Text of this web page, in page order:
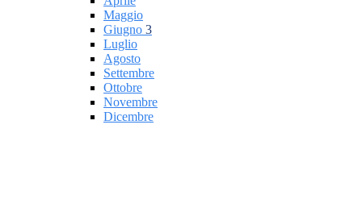
Maggio
Giugno 3
Luglio
Agosto
Settembre
Ottobre
Novembre
Dicembre